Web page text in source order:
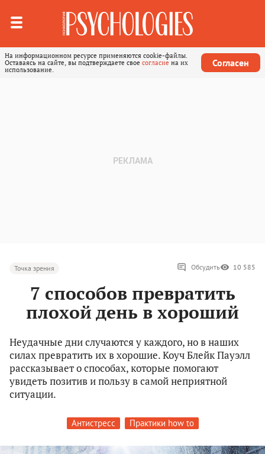
На информационном ресурсе применяются cookie-файлы.
Оставаясь на сайте, вы подтверждаете свое согласие на их
использование.
Согласен
Точка зрения Обсудить 10 585
7 способов превратить
плохой день в хороший
Неудачные дни случаются у каждого, но в наших
силах превратить их в хорошие. Коуч Блейк Пауэлл
рассказывает о способах, которые помогают
увидеть позитив и пользу в самой неприятной
ситуации.
Антистресс Практики how to